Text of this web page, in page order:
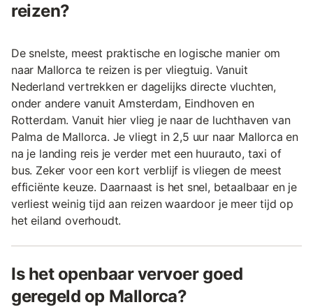
reizen?
De snelste, meest praktische en logische manier om
naar Mallorca te reizen is per vliegtuig. Vanuit
Nederland vertrekken er dagelijks directe vluchten,
onder andere vanuit Amsterdam, Eindhoven en
Rotterdam. Vanuit hier vlieg je naar de luchthaven van
Palma de Mallorca. Je vliegt in 2,5 uur naar Mallorca en
na je landing reis je verder met een huurauto, taxi of
bus. Zeker voor een kort verblijf is vliegen de meest
efficiënte keuze. Daarnaast is het snel, betaalbaar en je
verliest weinig tijd aan reizen waardoor je meer tijd op
het eiland overhoudt.
Is het openbaar vervoer goed
geregeld op Mallorca?